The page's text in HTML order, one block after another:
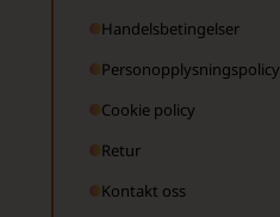
Handelsbetingelser
Personopplysningspolicy
Cookie policy
Retur
Kontakt oss